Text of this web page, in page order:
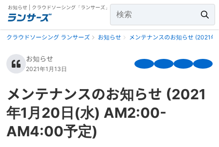
お知らせ | クラウドソーシング「ランサーズ」
クラウドソーシング ランサーズ お知らせ メンテナンスのお知らせ (2021
お知らせ
2021年1月13日
メンテナンスのお知らせ (2021
年1月20日(水) AM2:00-
AM4:00予定)